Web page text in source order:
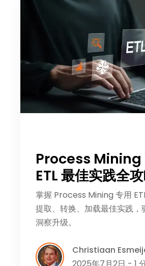
Process Mining
ETL 最佳实践全
掌握 Process Mining 专用
提取、转换、加载最佳实践，
洞察升级。
Christiaan